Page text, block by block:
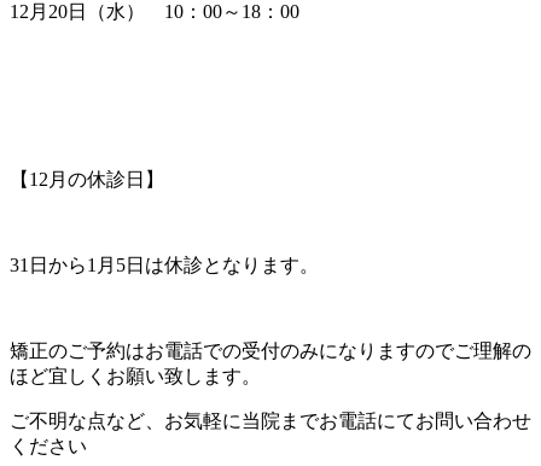
12月20日（水） 10：00～18：00
【12月の休診日】
31日から1月5日は休診となります。
矯正のご予約はお電話での受付のみになりますのでご理解の
ほど宜しくお願い致します。
ご不明な点など、お気軽に当院までお電話にてお問い合わせ
ください